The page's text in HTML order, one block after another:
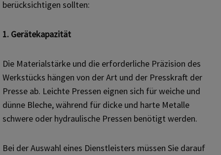
berücksichtigen sollten:
1. Gerätekapazität
Die Materialstärke und die erforderliche Präzision des
Werkstücks hängen von der Art und der Presskraft der
Presse ab. Leichte Pressen eignen sich für weiche und
dünne Bleche, während für dicke und harte Metalle
schwere oder hydraulische Pressen benötigt werden.
Bei der Auswahl eines Dienstleisters müssen Sie darauf